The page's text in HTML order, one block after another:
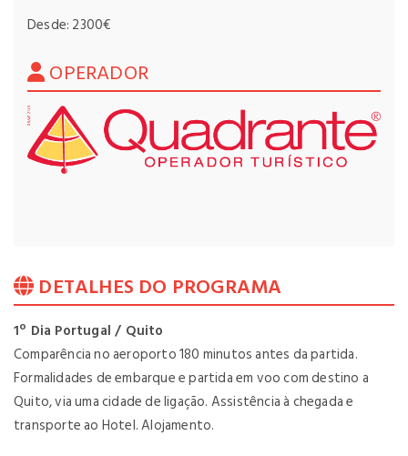
Desde: 2300€
OPERADOR
DETALHES DO PROGRAMA
1º Dia Portugal / Quito
Comparência no aeroporto 180 minutos antes da partida.
Formalidades de embarque e partida em voo com destino a
Quito, via uma cidade de ligação. Assistência à chegada e
transporte ao Hotel. Alojamento.